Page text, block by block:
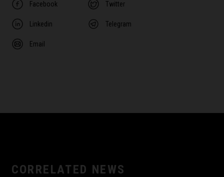
Facebook Twitter
Linkedin Telegram
Email
CORRELATED NEWS